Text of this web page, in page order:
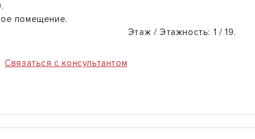
помещение.
Этаж / Этажность: 1 / 19.
Связаться с консультантом